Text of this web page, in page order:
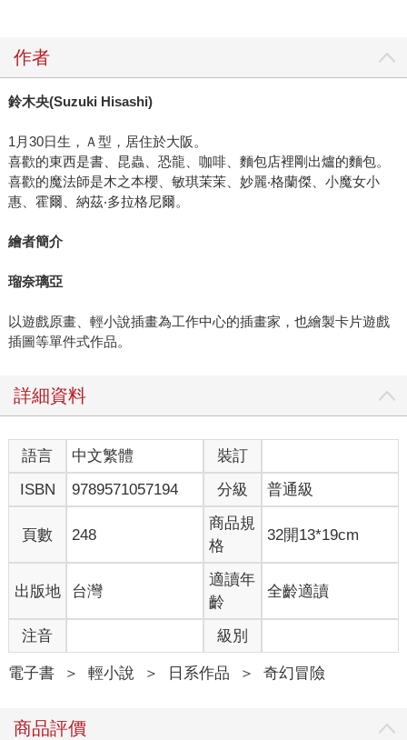
作者
鈴木央(Suzuki Hisashi)
1月30日生，Ａ型，居住於大阪。
喜歡的東西是書、昆蟲、恐龍、咖啡、麵包店裡剛出爐的麵包。
喜歡的魔法師是木之本櫻、敏琪茉茉、妙麗‧格蘭傑、小魔女小
惠、霍爾、納茲‧多拉格尼爾。
繪者簡介
瑠奈璃亞
以遊戲原畫、輕小說插畫為工作中心的插畫家，也繪製卡片遊戲
插圖等單件式作品。
詳細資料
語言 中文繁體
裝訂
ISBN
9789571057194 分級 普通級
頁數 248
商品規
格
32開13*19cm
出版地 台灣
適讀年
齡
全齡適讀
注音 級別
電子書 ＞ 輕小說 ＞ 日系作品 ＞ 奇幻冒險
商品評價